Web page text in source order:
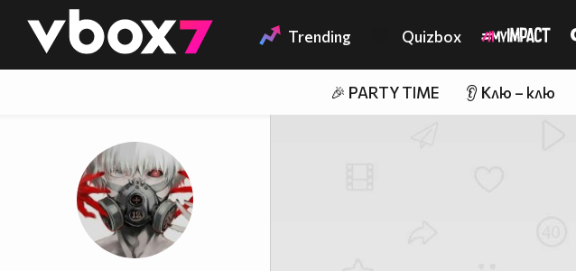
👾 Trending Quizbox
🎉 PARTY TIME 👂 Клю – клю